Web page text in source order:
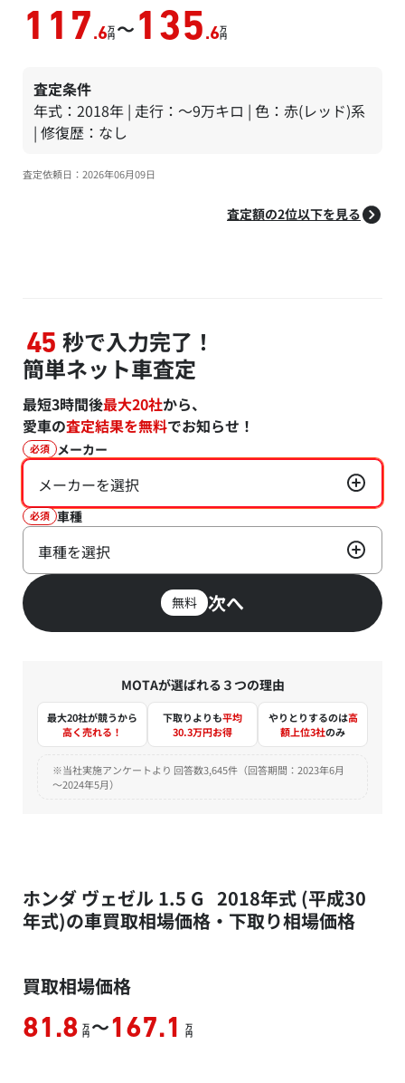
117 .6万
円 ～ 135 .6万
円
査定条件
年式：2018年 | 走行：～9万キロ | 色：赤(レッド)系
| 修復歴：なし
査定依頼日：2026年06月09日
査定額の2位以下を見る
45 秒で入力完了！
簡単ネット車査定
最短3時間後最大20社から、
愛車の査定結果を無料でお知らせ！
必須 メーカー
メーカーを選択
必須 車種
車種を選択
無料 次へ
MOTAが選ばれる３つの理由
最大20社が競うから
高く売れる！
下取りよりも平均
30.3万円お得
やりとりするのは高
額上位3社のみ
※当社実施アンケートより 回答数3,645件（回答期間：2023年6月
～2024年5月）
ホンダ ヴェゼル 1.5 G 2018年式 (平成30
年式)の車買取相場価格・下取り相場価格
買取相場価格
81.8 万
円 ～167.1 万
円